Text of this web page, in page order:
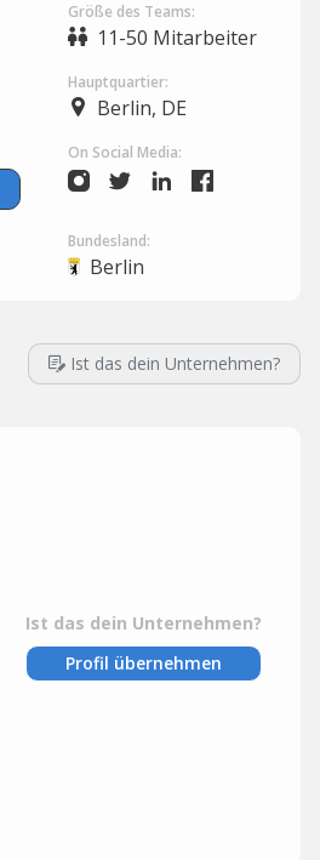
Größe des Teams:
11-50 Mitarbeiter
Hauptquartier:
Berlin, DE
On Social Media:
Bundesland:
Berlin
Ist das dein Unternehmen?
Ist das dein Unternehmen?
Profil übernehmen